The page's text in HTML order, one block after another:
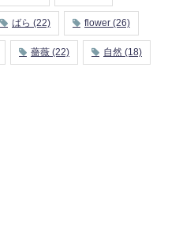
ばら (22) flower (26)
薔薇 (22) 自然 (18)